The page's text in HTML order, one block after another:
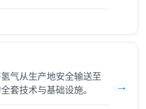
气从生产地安全输送至
套技术与基础设施。